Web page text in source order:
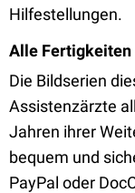
Hilfestellungen.
Alle Fertigkeiten
Die Bildserien
Assistenzärzte
Jahren ihrer
bequem und
PayPal oder